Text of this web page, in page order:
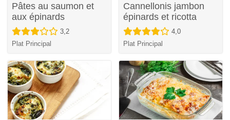
Pâtes au saumon et
aux épinards
3,2
Plat Principal
Cannellonis jambon
épinards et ricotta
4,0
Plat Principal